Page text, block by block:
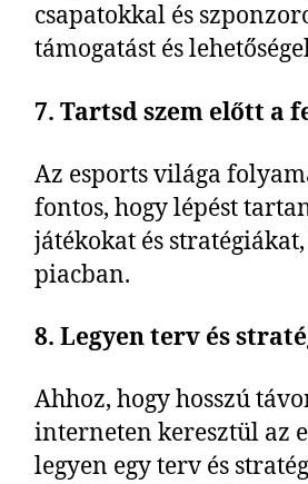
csapatokkal és
támogatást és
7. Tartsd szem előtt a
Az esports világa
fontos, hogy lépést
játékokat és
piacban.
8. Legyen terv és
Ahhoz, hogy hosszú
interneten keresztül az
legyen egy terv és